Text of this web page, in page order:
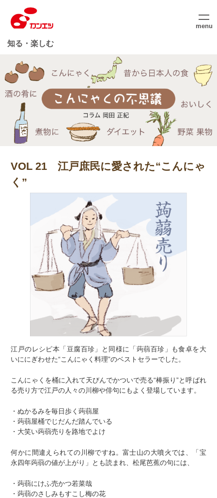
menu
知る・楽しむ
VOL 21 江戸庶民に愛された“こんにゃ
く”
江戸のレシピ本「豆腐百珍」と同様に「蒟蒻百珍」も食卓を大
いににぎわせた“こんにゃく料理”のベストセラーでした。
こんにゃくを桶に入れて天びんでかついで売る“棒振り”と呼ばれ
る売り方で江戸の人々の川柳や俳句にもよく登場しています。
・ぬかるみを毎日歩く蒟蒻屋
・蒟蒻屋桶でじだんだ踏んでいる
・大笑い蒟蒻売りを路地でよけ
何かに間違えられての川柳ですね。富士山の大噴火では、「宝
永四年蒟蒻の値が上がり」とも読まれ、松尾芭蕉の句には、
・蒟蒻にけふ売かつ若菜哉
・蒟蒻のさしみもすこし梅の花